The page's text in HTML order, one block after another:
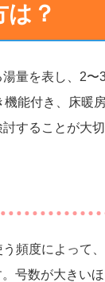
？
量を表し、2〜
能付き、床暖
することが大切
頻度によって
号数が大きい